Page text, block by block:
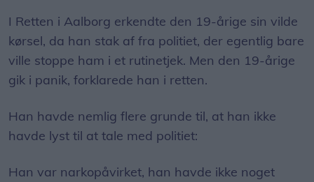
I Retten i Aalborg erkendte den 19-årige sin vilde
kørsel, da han stak af fra politiet, der egentlig bare
ville stoppe ham i et rutinetjek. Men den 19-årige
gik i panik, forklarede han i retten.
Han havde nemlig flere grunde til, at han ikke
havde lyst til at tale med politiet:
Han var narkopåvirket, han havde ikke noget